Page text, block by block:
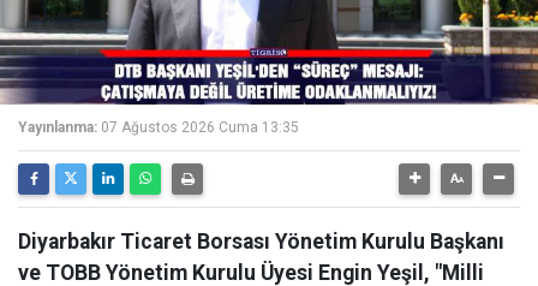
Yayınlanma: 07 Ağustos 2026 Cuma 13:35
Diyarbakır Ticaret Borsası Yönetim Kurulu Başkanı
ve TOBB Yönetim Kurulu Üyesi Engin Yeşil, "Milli